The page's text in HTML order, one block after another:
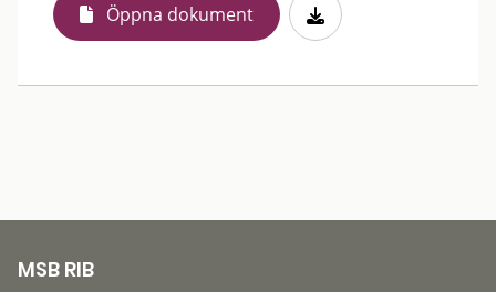
Öppna dokument
MSB RIB